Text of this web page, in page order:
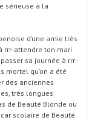
sérieuse à la
d’une amie très
rrr-attendre ton mari
sa journée à rrr-
mortel qu’on a été
des anciennes
très longues
de Beauté Blonde ou
scolaire de Beauté